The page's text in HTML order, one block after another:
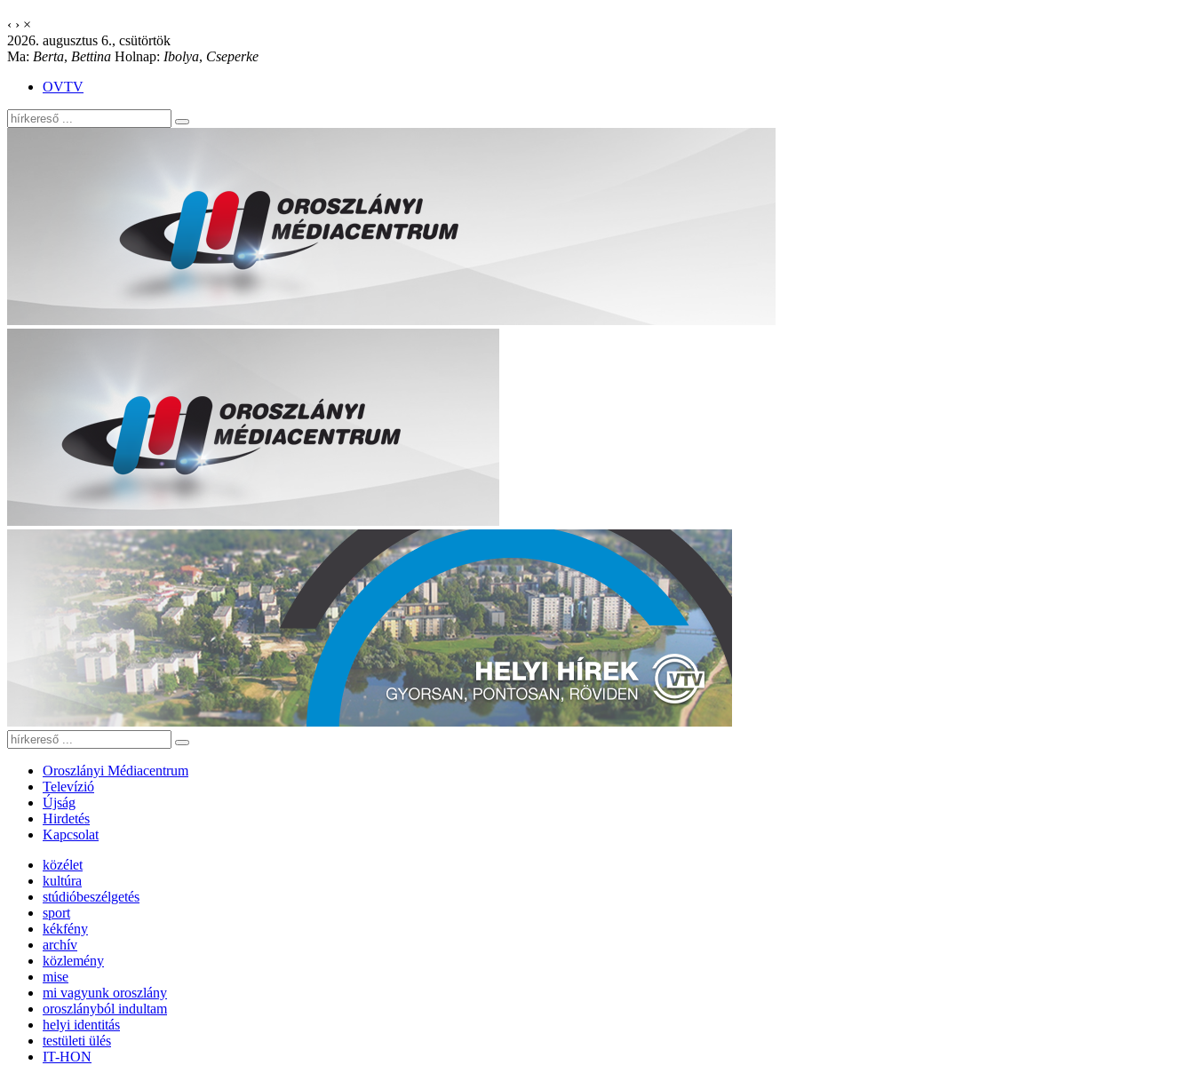
‹ › ×
2026. augusztus 6., csütörtök
Ma: Berta, Bettina Holnap: Ibolya, Cseperke
OVTV
Oroszlányi Médiacentrum
Televízió
Újság
Hirdetés
Kapcsolat
közélet
kultúra
stúdióbeszélgetés
sport
kékfény
archív
közlemény
mise
mi vagyunk oroszlány
oroszlányból indultam
helyi identitás
testületi ülés
IT-HON